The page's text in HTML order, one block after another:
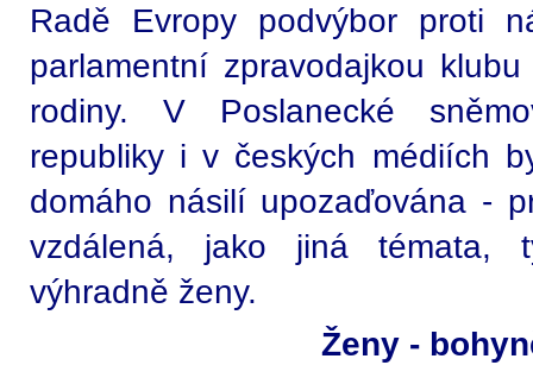
Radě Evropy podvýbor proti
parlamentní zpravodajkou
rodiny. V Poslanecké
republiky i v českých médiích
domáho násilí upozaďována -
vzdálená, jako jiná témata,
výhradně ženy.
Ženy -